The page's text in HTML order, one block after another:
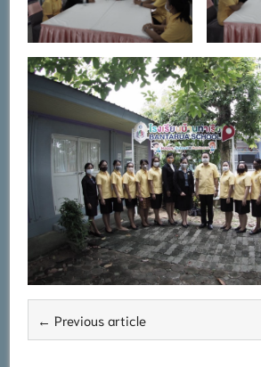
← Previous article